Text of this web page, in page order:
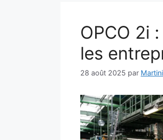
OPCO 2i
les
28 août 2025 par